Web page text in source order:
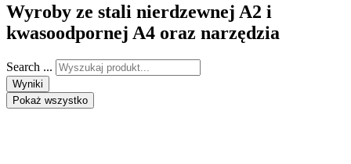
Wyroby ze stali nierdzewnej A2 i
kwasoodpornej A4 oraz narzędzia
Search ...
Wyniki
Pokaż wszystko